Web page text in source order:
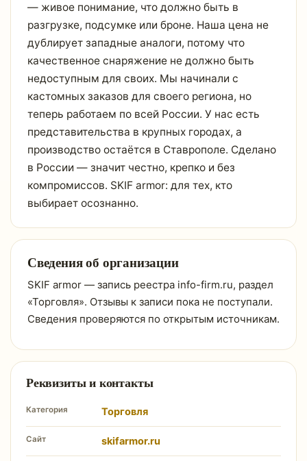
— живое понимание, что должно быть в
разгрузке, подсумке или броне. Наша цена не
дублирует западные аналоги, потому что
качественное снаряжение не должно быть
недоступным для своих. Мы начинали с
кастомных заказов для своего региона, но
теперь работаем по всей России. У нас есть
представительства в крупных городах, а
производство остаётся в Ставрополе. Сделано
в России — значит честно, крепко и без
компромиссов. SKIF armor: для тех, кто
выбирает осознанно.
Сведения об организации
SKIF armor — запись реестра info-firm.ru, раздел
«Торговля». Отзывы к записи пока не поступали.
Сведения проверяются по открытым источникам.
Реквизиты и контакты
Категория Торговля
Сайт skifarmor.ru